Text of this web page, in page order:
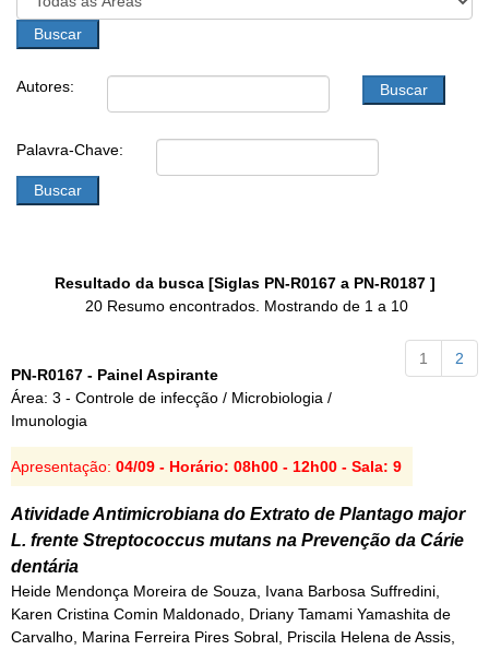
om
b
Autores:
Palavra-Chave:
Resultado da busca [Siglas PN-R0167 a PN-R0187 ]
20 Resumo encontrados. Mostrando de 1 a 10
1
2
PN-R0167 - Painel Aspirante
Área: 3 - Controle de infecção / Microbiologia /
Imunologia
Apresentação: 04/09 - Horário: 08h00 - 12h00 - Sala: 9
Atividade Antimicrobiana do Extrato de Plantago major
L. frente Streptococcus mutans na Prevenção da Cárie
dentária
Heide Mendonça Moreira de Souza, Ivana Barbosa Suffredini,
Karen Cristina Comin Maldonado, Driany Tamami Yamashita de
Carvalho, Marina Ferreira Pires Sobral, Priscila Helena de Assis,